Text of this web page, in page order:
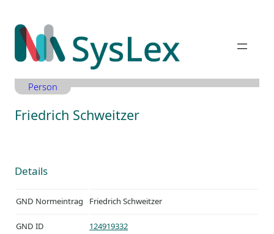
Inhalt
springen
Person
Friedrich Schweitzer
Details
GND Normeintrag Friedrich Schweitzer
GND ID 124919332